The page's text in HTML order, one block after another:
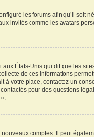
les forums afin qu’il soit
invités comme les avatars
aux États-Unis qui dit que les
de ces informations
à votre place, contactez un
pour des questions
comptes. Il peut